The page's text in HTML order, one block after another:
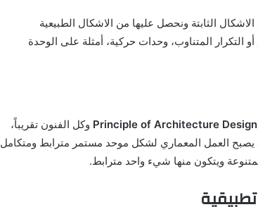
الثابتة ونحصل عليها من الاشكال الطبيعية
أو التكرار المتناوب، وحدات حركية، أمثلة على الوحدة
Principle of Architecture Design وكل الفنون تقريباً،
العمل المعماري لشكل موحد مستمر مترابط ومتكامل
ويتكون منها شيء واحد مترابط.